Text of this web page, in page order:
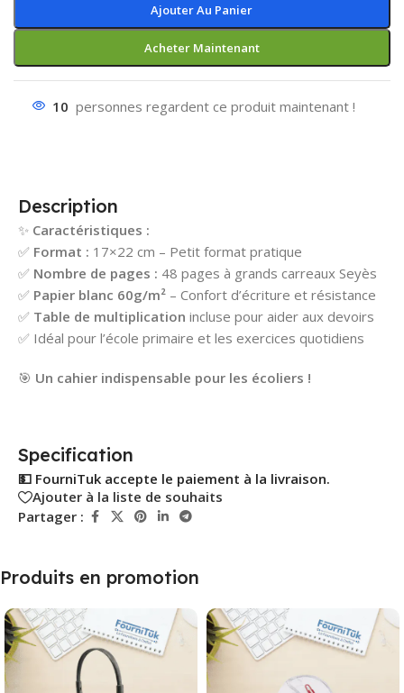
Ajouter Au Panier
Acheter Maintenant
10 personnes regardent ce produit maintenant !
Description
✨ Caractéristiques :
✅ Format : 17×22 cm – Petit format pratique
✅ Nombre de pages : 48 pages à grands carreaux Seyès
✅ Papier blanc 60g/m² – Confort d’écriture et résistance
✅ Table de multiplication incluse pour aider aux devoirs
✅ Idéal pour l’école primaire et les exercices quotidiens
🎯 Un cahier indispensable pour les écoliers !
Specification
💵 FourniTuk accepte le paiement à la livraison.
Ajouter à la liste de souhaits
Partager :
Produits en promotion